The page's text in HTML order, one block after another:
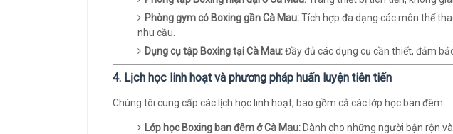
Phòng gym có Boxing gần Cà Mau:Tích hợp đa dạng các môn thể
nhu cầu.
Dụng cụ tập Boxing tại Cà Mau:Đầy đủ các dụng cụ cần thiết, đảm
4. Lịch học linh hoạt và phương pháp huấn luyện tiên tiến
Chúng tôi cung cấp các lịch học linh hoạt, bao gồm cả các lớp học ban đêm:
Lớp học Boxing ban đêm ở Cà Mau: Dành cho những người bận rộn